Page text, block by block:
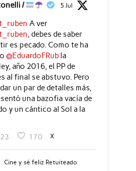
/ 5 Jul
A ver
, debes de saber
es pecado. Como te ha
@EduardoFRubla
año 2016, el PP de
al final se abstuvo. Pero
un par de detalles más,
una bazofia vacía de
y un cántico al Sol a la
23 170 X
Cine y sé feliz Retuiteado